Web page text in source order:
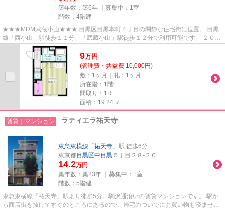
築年数：築6年 ｜募集中： 1室
階数：4階建
★★★MDM武蔵小山★★★ 目黒区目黒本町４丁目の閑静な住宅街に位置。 目黒
線「西小山」駅徒歩１１分、「武蔵小山」駅徒歩１２分で利用可能です。 ２０２
０年完成の築浅マンション。 住んだ...
9万円
(管理費・共益費 10,000円)
敷：1ヶ月｜礼：1ヶ月
所在階：1階
間取り：1R
面積：19.24㎡
賃貸｜マンション ラティエラ祐天寺
東急東横線 「 祐天寺 」駅 徒歩6分
東京都目黒区中目黒 ５丁目２８-２０
14.2万円
築年数：築23年 ｜募集中： 1室
階数：5階建
東急東横線「祐天寺」駅より徒歩5分。駒沢通沿いの賃貸マンションです。 駅か
ら商店街を抜けてすぐのところにあるので、帰宅のついでにお買い物も済ませて